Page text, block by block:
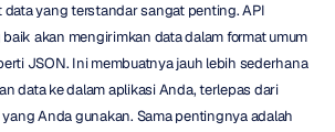
data yang terstandar sangat penting. API
akan mengirimkan data dalam format umum
JSON. Ini membuatnya jauh lebih sederhana
data ke dalam aplikasi Anda, terlepas dari
Anda gunakan. Sama pentingnya adalah